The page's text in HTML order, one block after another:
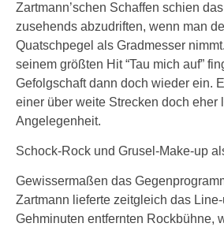
Zartmann’schen Schaffen schien
zusehends abzudriften, wenn man
Quatschpegel als Gradmesser
seinem größten Hit “Tau mich auf”
Gefolgschaft dann doch wieder ein.
einer über weite Strecken doch eher
Angelegenheit.
Schock-Rock und Grusel-Make-up
Gewissermaßen das
Zartmann lieferte zeitgleich das
Gehminuten entfernten Rockbühne,